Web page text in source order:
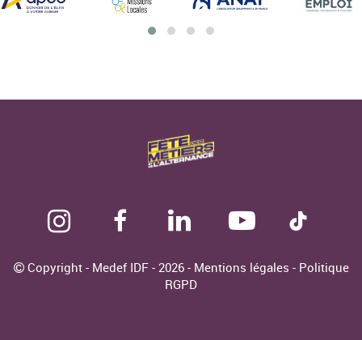
Copyright - Medef IDF - 2026 - Mentions légales - Politique
RGPD